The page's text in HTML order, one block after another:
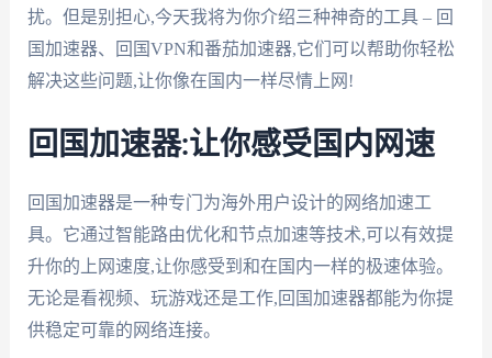
扰。但是别担心,今天我将为你介绍三种神奇的工具 – 回
国加速器、回国VPN和番茄加速器,它们可以帮助你轻松
解决这些问题,让你像在国内一样尽情上网!
回国加速器:让你感受国内网速
回国加速器是一种专门为海外用户设计的网络加速工
具。它通过智能路由优化和节点加速等技术,可以有效提
升你的上网速度,让你感受到和在国内一样的极速体验。
无论是看视频、玩游戏还是工作,回国加速器都能为你提
供稳定可靠的网络连接。